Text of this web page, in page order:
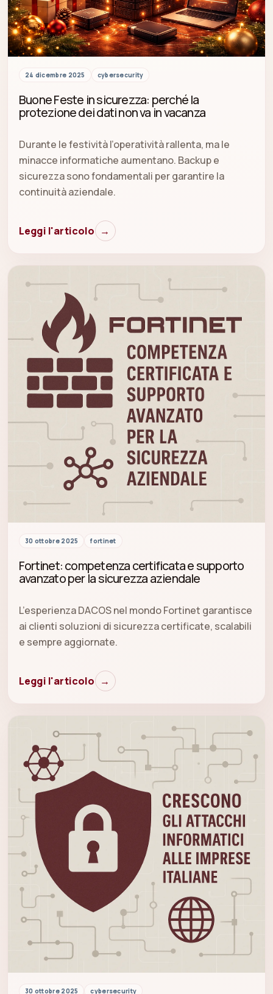
24 dicembre 2025 cybersecurity
Buone Feste in sicurezza: perché la
protezione dei dati non va in vacanza
Durante le festività l’operatività rallenta, ma le
minacce informatiche aumentano. Backup e
sicurezza sono fondamentali per garantire la
continuità aziendale.
Leggi l'articolo →
30 ottobre 2025 fortinet
Fortinet: competenza certificata e supporto
avanzato per la sicurezza aziendale
L’esperienza DACOS nel mondo Fortinet garantisce
ai clienti soluzioni di sicurezza certificate, scalabili
e sempre aggiornate.
Leggi l'articolo →
30 ottobre 2025 cybersecurity